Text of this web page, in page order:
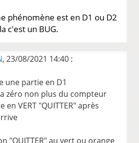
phénomène est en D1 ou D2
c'est un BUG.
, 23/08/2021 14:40 :
une partie en D1
zéro non plus du compteur
en VERT "QUITTER" après
"QUITTER" au vert ou orange